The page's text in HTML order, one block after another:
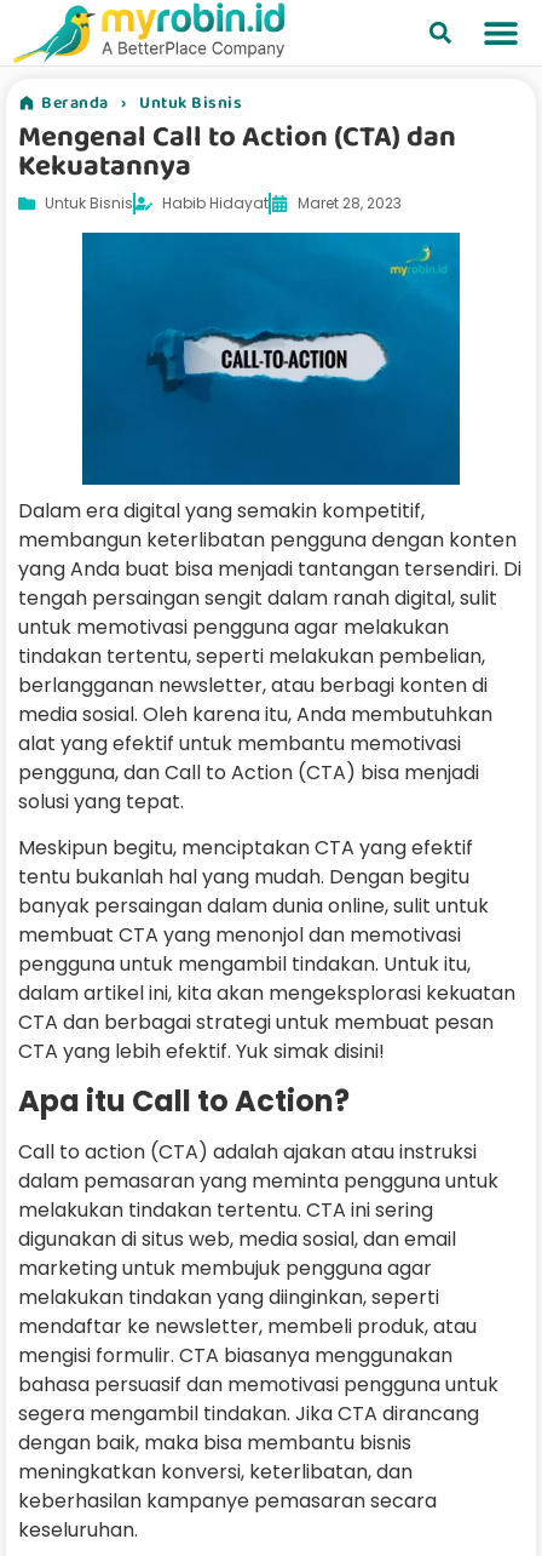
Beranda › Untuk Bisnis
Mengenal Call to Action (CTA) dan
Kekuatannya
Untuk Bisnis Habib Hidayat Maret 28, 2023
Dalam era digital yang semakin kompetitif,
membangun keterlibatan pengguna dengan konten
yang Anda buat bisa menjadi tantangan tersendiri. Di
tengah persaingan sengit dalam ranah digital, sulit
untuk memotivasi pengguna agar melakukan
tindakan tertentu, seperti melakukan pembelian,
berlangganan newsletter, atau berbagi konten di
media sosial. Oleh karena itu, Anda membutuhkan
alat yang efektif untuk membantu memotivasi
pengguna, dan Call to Action (CTA) bisa menjadi
solusi yang tepat.
Meskipun begitu, menciptakan CTA yang efektif
tentu bukanlah hal yang mudah. Dengan begitu
banyak persaingan dalam dunia online, sulit untuk
membuat CTA yang menonjol dan memotivasi
pengguna untuk mengambil tindakan. Untuk itu,
dalam artikel ini, kita akan mengeksplorasi kekuatan
CTA dan berbagai strategi untuk membuat pesan
CTA yang lebih efektif. Yuk simak disini!
Apa itu Call to Action?
Call to action (CTA) adalah ajakan atau instruksi
dalam pemasaran yang meminta pengguna untuk
melakukan tindakan tertentu. CTA ini sering
digunakan di situs web, media sosial, dan email
marketing untuk membujuk pengguna agar
melakukan tindakan yang diinginkan, seperti
mendaftar ke newsletter, membeli produk, atau
mengisi formulir. CTA biasanya menggunakan
bahasa persuasif dan memotivasi pengguna untuk
segera mengambil tindakan. Jika CTA dirancang
dengan baik, maka bisa membantu bisnis
meningkatkan konversi, keterlibatan, dan
keberhasilan kampanye pemasaran secara
keseluruhan.